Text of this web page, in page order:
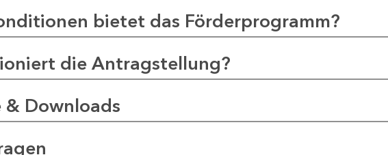
bietet das Förderprogramm?
die Antragstellung?
& Downloads